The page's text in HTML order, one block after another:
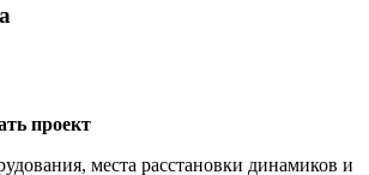
проект
места расстановки динамиков и